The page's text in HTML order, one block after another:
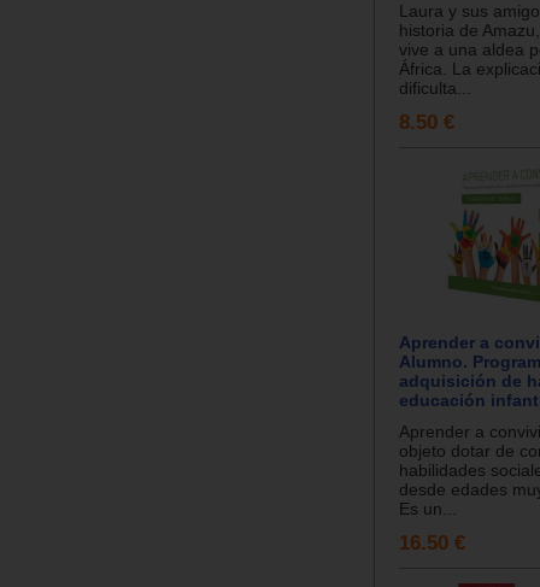
Laura y sus
historia de
vive a una aldea
África. La
dificulta...
8.50 €
Aprender a
Alumno.
adquisición de
educación
Aprender a
objeto dotar de
habilidades
desde edades
Es un...
16.50 €